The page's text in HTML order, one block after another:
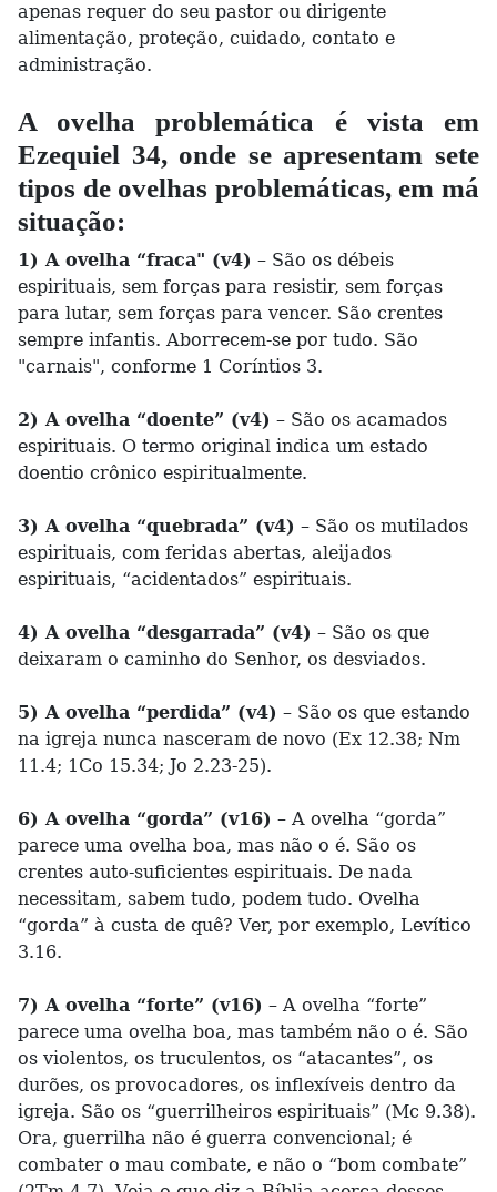
apenas requer do seu pastor ou dirigente
alimentação, proteção, cuidado, contato e
administração.
A ovelha problemática é vista em
Ezequiel 34, onde se apresentam sete
tipos de ovelhas problemáticas, em má
situação:
1) A ovelha “fraca" (v4) – São os débeis
espirituais, sem forças para resistir, sem forças
para lutar, sem forças para vencer. São crentes
sempre infantis. Aborrecem-se por tudo. São
"carnais", conforme 1 Coríntios 3.
2) A ovelha “doente” (v4) – São os acamados
espirituais. O termo original indica um estado
doentio crônico espiritualmente.
3) A ovelha “quebrada” (v4) – São os mutilados
espirituais, com feridas abertas, aleijados
espirituais, “acidentados” espirituais.
4) A ovelha “desgarrada” (v4) – São os que
deixaram o caminho do Senhor, os desviados.
5) A ovelha “perdida” (v4) – São os que estando
na igreja nunca nasceram de novo (Ex 12.38; Nm
11.4; 1Co 15.34; Jo 2.23-25).
6) A ovelha “gorda” (v16) – A ovelha “gorda”
parece uma ovelha boa, mas não o é. São os
crentes auto-suficientes espirituais. De nada
necessitam, sabem tudo, podem tudo. Ovelha
“gorda” à custa de quê? Ver, por exemplo, Levítico
3.16.
7) A ovelha “forte” (v16) – A ovelha “forte”
parece uma ovelha boa, mas também não o é. São
os violentos, os truculentos, os “atacantes”, os
durões, os provocadores, os inflexíveis dentro da
igreja. São os “guerrilheiros espirituais” (Mc 9.38).
Ora, guerrilha não é guerra convencional; é
combater o mau combate, e não o “bom combate”